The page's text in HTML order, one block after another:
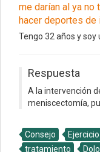
me darían al ya no
hacer deportes de
Tengo 32 años y soy
Respuesta
A la intervención
meniscectomía,
Consejo Ejercicio
tratamiento